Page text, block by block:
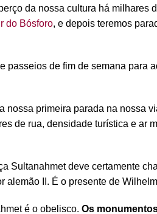
da nossa cultura há milhares
do Bósforo, e depois teremos
passeios de fim de semana
nossa primeira parada na nossa
de rua, densidade turística e ar
Sultanahmet deve certamente
alemão II. É o presente de
é o obelisco. Os